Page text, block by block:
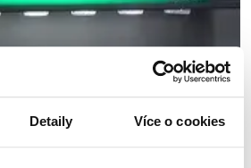
Detaily Více o cookies